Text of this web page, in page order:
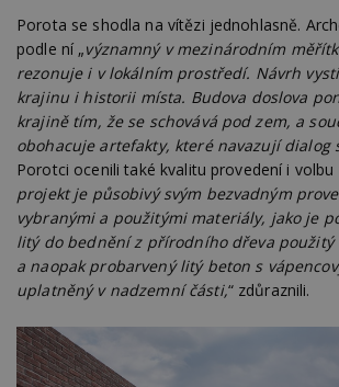
Porota se shodla na vítězi jednohlasně.
podle ní „významný v mezinárodním
rezonuje i v lokálním prostředí. Návrh
krajinu i historii místa. Budova doslova
krajině tím, že se schovává pod zem, a
obohacuje artefakty, které navazují dialog
Porotci ocenili také kvalitu provedení i volbu
projekt je působivý svým bezvadným
vybranými a použitými materiály, jako je
litý do bednění z přírodního dřeva použitý
a naopak probarvený litý beton s
uplatněný v nadzemní části,“ zdůraznili.